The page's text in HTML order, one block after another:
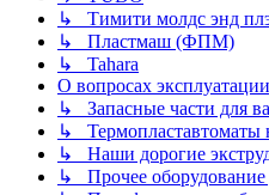
↳ Тимити молдс энд
↳ Пластмаш (ФПМ)
↳ Tahara
О вопросах
↳ Запасные части для
↳ Термопластавтоматы
↳ Наши дорогие
↳ Прочее оборудование